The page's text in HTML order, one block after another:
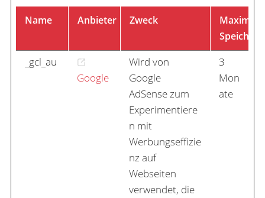
Name Anbieter Zweck
Maximale
_gcl_au
Google
Wird von
Google
AdSense zum
Experimentiere
n mit
Werbungseffizie
nz auf
Webseiten
verwendet, die
3
Mon
ate